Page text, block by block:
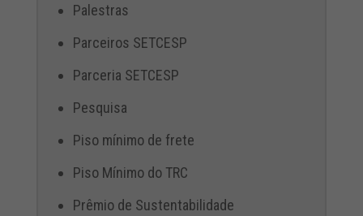
Palestras
Parceiros SETCESP
Parceria SETCESP
Pesquisa
Piso mínimo de frete
Piso Mínimo do TRC
Prêmio de Sustentabilidade